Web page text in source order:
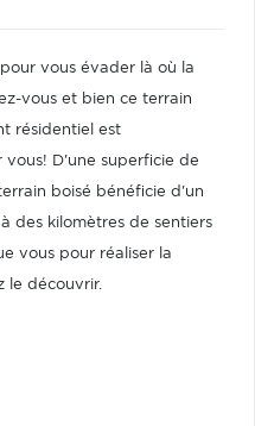
vous évader là où la
vous et bien ce terrain
résidentiel est
D'une superficie de
boisé bénéficie d'un
des kilomètres de sentiers
vous pour réaliser la
le découvrir.